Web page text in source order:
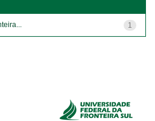
1